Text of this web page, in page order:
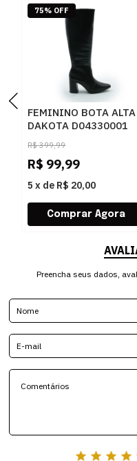
FEMININO BOTA ALTA
DAKOTA D04330001
PRETO
R$ 399,99
R$ 99,99
5 x de R$ 20,00
75% OFF
Preencha seus dados,